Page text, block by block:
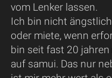
vom Lenker lassen.
Ich bin nicht
oder miete, wenn
bin seit fast 20
auf samui. Das nur